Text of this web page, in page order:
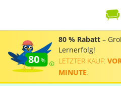
80
80 % Rabatt –
Lernerfolg!
LETZTER KAUF:
MINUTE.